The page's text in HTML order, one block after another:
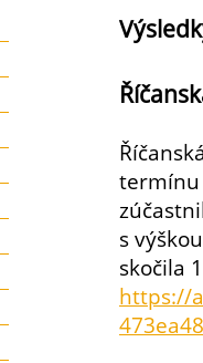
termínu
s
skočila
https://